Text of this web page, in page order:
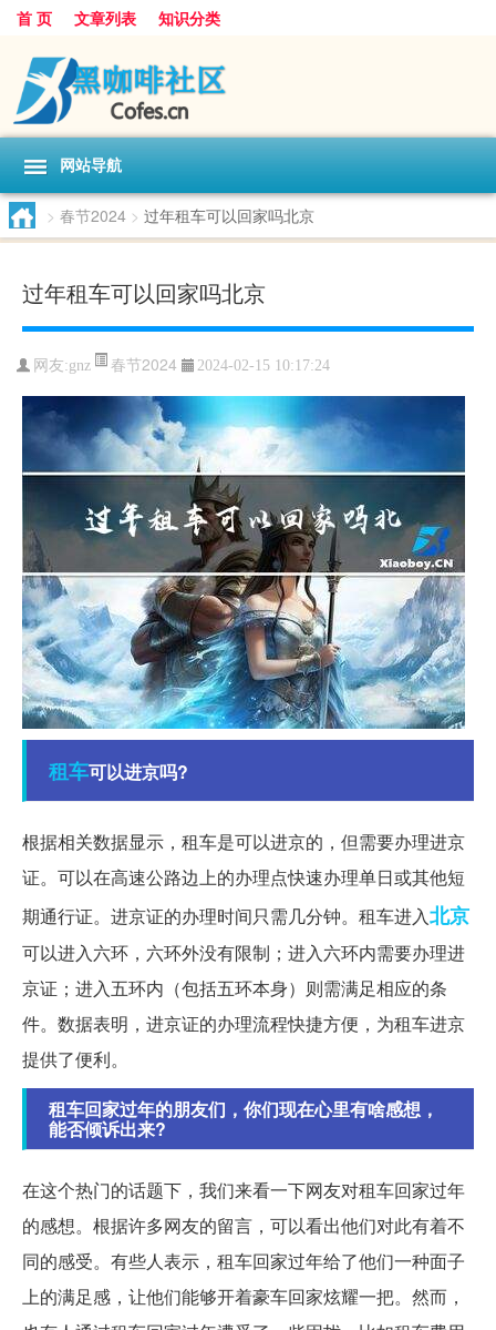
首 页 文章列表 知识分类
网站导航
> 春节2024 > 过年租车可以回家吗北京
过年租车可以回家吗北京
网友:gnz 春节2024 2024-02-15 10:17:24
租车可以进京吗?
根据相关数据显示，租车是可以进京的，但需要办理进京
证。可以在高速公路边上的办理点快速办理单日或其他短
期通行证。进京证的办理时间只需几分钟。租车进入北京
可以进入六环，六环外没有限制；进入六环内需要办理进
京证；进入五环内（包括五环本身）则需满足相应的条
件。数据表明，进京证的办理流程快捷方便，为租车进京
提供了便利。
租车回家过年的朋友们，你们现在心里有啥感想，
能否倾诉出来?
在这个热门的话题下，我们来看一下网友对租车回家过年
的感想。根据许多网友的留言，可以看出他们对此有着不
同的感受。有些人表示，租车回家过年给了他们一种面子
上的满足感，让他们能够开着豪车回家炫耀一把。然而，